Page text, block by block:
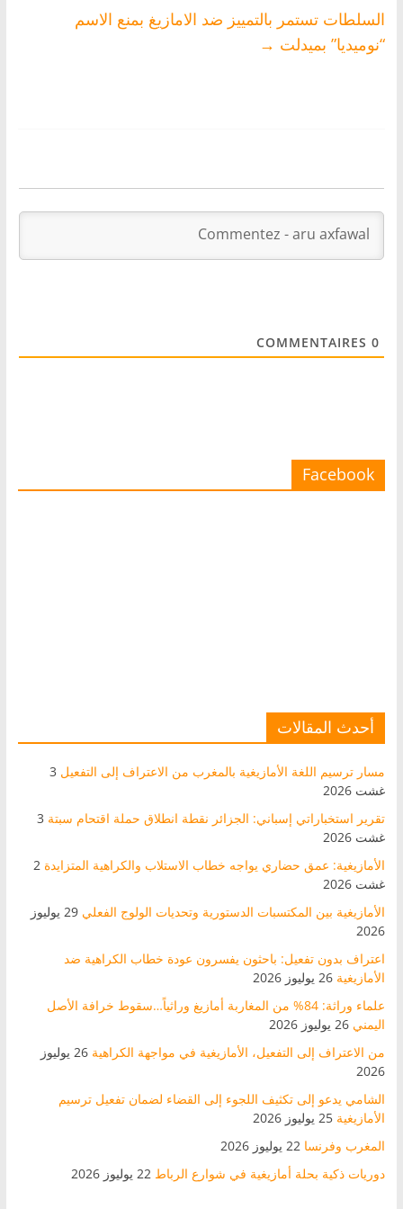
السلطات تستمر بالتمييز ضد الامازيغ بمنع الاسم
“نوميديا” بميدلت →
0
COMMENTAIRES
Facebook
أحدث المقالات
مسار ترسيم اللغة الأمازيغية بالمغرب من الاعتراف إلى التفعيل 3
غشت 2026
تقرير استخباراتي إسباني: الجزائر نقطة انطلاق حملة اقتحام سبتة 3
غشت 2026
الأمازيغية: عمق حضاري يواجه خطاب الاستلاب والكراهية المتزايدة 2
غشت 2026
الأمازيغية بين المكتسبات الدستورية وتحديات الولوج الفعلي
29 يوليوز
2026
اعتراف بدون تفعيل: باحثون يفسرون عودة خطاب الكراهية ضد
الأمازيغية 26 يوليوز 2026
علماء وراثة: 84% من المغاربة أمازيغ وراثياً…سقوط خرافة الأصل
اليمني 26 يوليوز 2026
من الاعتراف إلى التفعيل، الأمازيغية في مواجهة الكراهية
26 يوليوز
2026
الشامي يدعو إلى تكثيف اللجوء إلى القضاء لضمان تفعيل ترسيم
الأمازيغية 25 يوليوز 2026
المغرب وفرنسا 22 يوليوز 2026
دوريات ذكية بحلة أمازيغية في شوارع الرباط 22 يوليوز 2026